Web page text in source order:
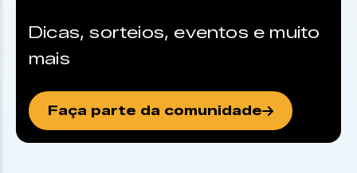
Dicas, sorteios, eventos e muito
mais
Faça parte da comunidade